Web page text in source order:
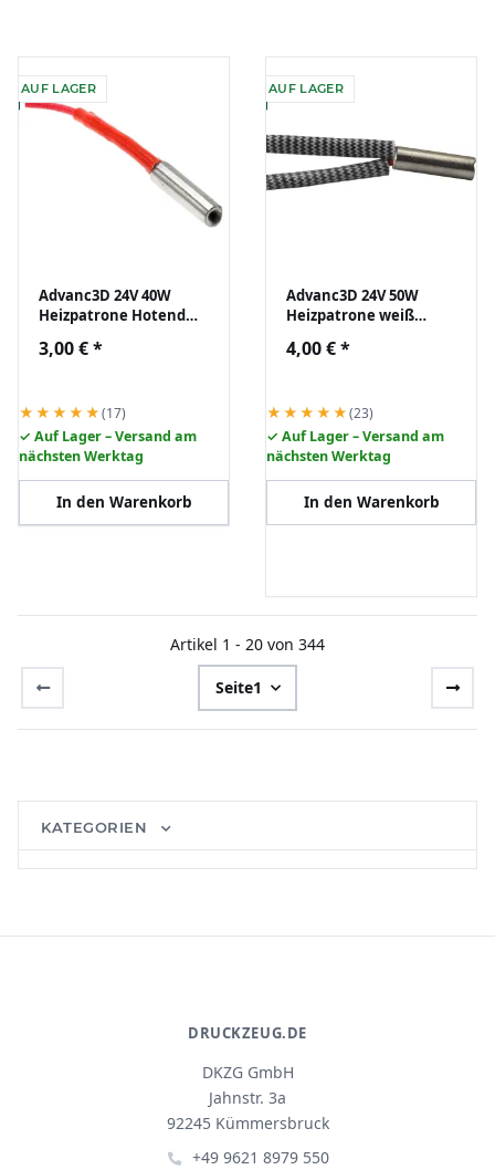
AUF LAGER
Advanc3D 24V 40W
Heizpatrone Hotend
Keramik RepRap 3D
3,00 €*
★★★★★(17)
✓ Auf Lager – Versand am
nächsten Werktag
In den Warenkorb
AUF LAGER
Advanc3D 24V 50W
Heizpatrone weiß
Catridge Keramik
4,00 €*
★★★★★(23)
✓ Auf Lager – Versand am
nächsten Werktag
In den Warenkorb
Artikel 1 - 20 von 344
Seite1
KATEGORIEN
DRUCKZEUG.DE
DKZG GmbH
Jahnstr. 3a
92245 Kümmersbruck
+49 9621 8979 550